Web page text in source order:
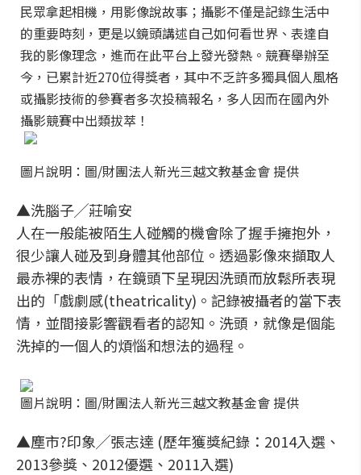
民眾拿起相機，用影像說故事；攝影不僅是記錄生活中
的重要時刻，更是以鏡頭講述自己如何看世界、表達自
我的影像理念，進而在此平台上發光發熱。競賽舉辦至
今，已累計近270位得獎者，其中不乏許多獨具個人風格
或攝影技術的參賽者多次投稿報名，多人因而在國內外
攝影競賽中出類拔萃！
圖片說明：圖/財團法人新光三越文教基金會 提供
▲洗腦子╱莊喻安
人在一般能被陌生人碰觸的機會除了握手擁抱外，
很少讓人碰及到身體其他部位。透過影像來擷取人
最赤裸的表情，在鏡頭下呈現因洗頭而放鬆所表現
出的「戲劇感(theatricality)。記錄被攝者的當下表
情，並間接影響觀看者的認知。洗頭，就像是個能
洗掉的一個人的煩惱和想法的過程。
圖片說明：圖/財團法人新光三越文教基金會 提供
▲塵市?印象╱張志達 (歷年獲獎紀錄：2014入選、
2013參獎、2012優選、2011入選)